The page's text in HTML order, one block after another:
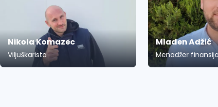
Nikola Komazec
Viljuškarista
Mladen Adžić
Menadžer